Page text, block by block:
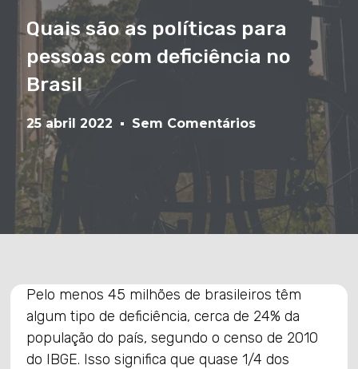
Quais são as políticas para
pessoas com deficiência no
Brasil
25 abril 2022 Sem Comentários
Pelo menos 45 milhões de brasileiros têm
algum tipo de deficiência, cerca de 24% da
população do país, segundo o censo de 2010
do IBGE. Isso significa que quase 1/4 dos